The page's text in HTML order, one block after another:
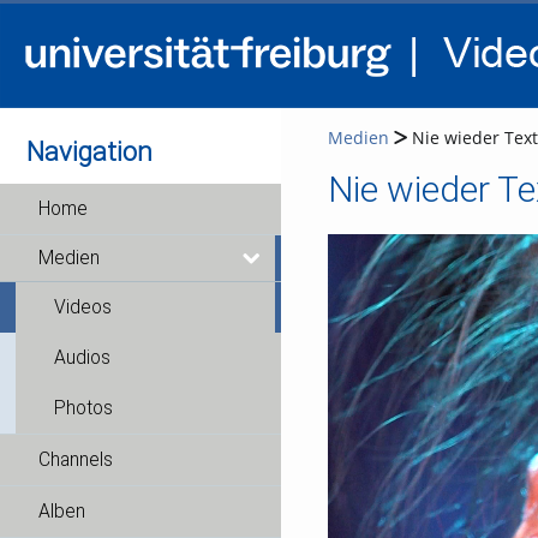
Navigation
Home
Medien
Videos
Audios
Photos
Channels
Alben
Medien Nie wieder
Nie wieder